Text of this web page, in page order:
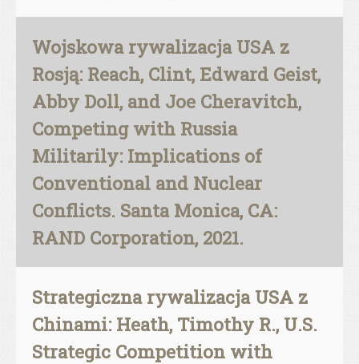
Wojskowa rywalizacja USA z
Rosją: Reach, Clint, Edward Geist,
Abby Doll, and Joe Cheravitch,
Competing with Russia
Militarily: Implications of
Conventional and Nuclear
Conflicts. Santa Monica, CA:
RAND Corporation, 2021.
Strategiczna rywalizacja USA z
Chinami: Heath, Timothy R., U.S.
Strategic Competition with